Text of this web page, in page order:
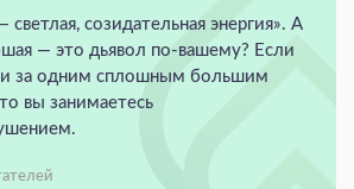
светлая, созидательная энергия». А
— это дьявол по-вашему? Если
за одним сплошным большим
вы занимаетесь